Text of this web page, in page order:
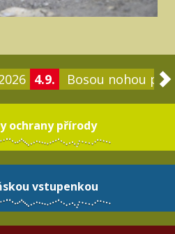
4.9. Bosou nohou po
ochrany přírody
vstupenkou